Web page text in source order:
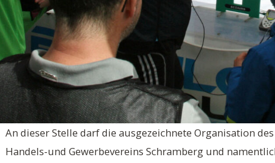
An dieser Stelle darf die ausgezeichnete Organisation
Handels-und Gewerbevereins Schramberg und